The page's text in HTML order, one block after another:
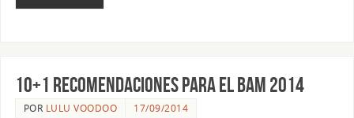
10+1 recomendaciones para el BAM 2014
POR LULU VOODOO 17/09/2014